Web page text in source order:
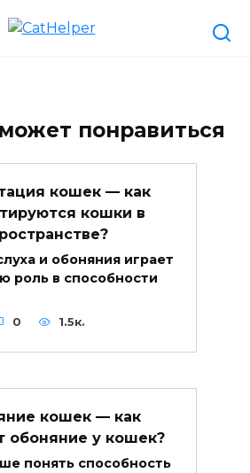
понравиться
кошек — как
кошки в
и обоняния играет
роль в способности
0 1.5к.
кошек — как
обоняние у кошек?
понять способность